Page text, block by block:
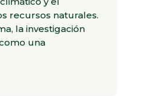
recursos naturales.
la investigación
una